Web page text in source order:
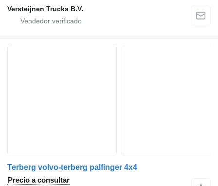
Versteijnen Trucks B.V.
Terberg volvo-terberg palfinger 4x4
Precio a consultar